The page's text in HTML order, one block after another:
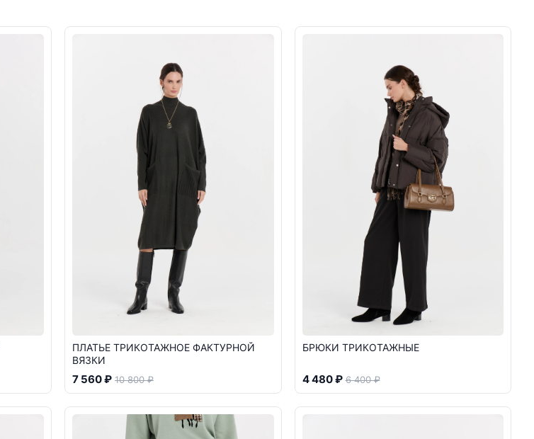
ПЛАТЬЕ ТРИКОТАЖНОЕ ФАКТУРНОЙ
ВЯЗКИ
7 560 ₽ 10 800 ₽
БРЮКИ ТРИКОТАЖНЫЕ
4 480 ₽ 6 400 ₽